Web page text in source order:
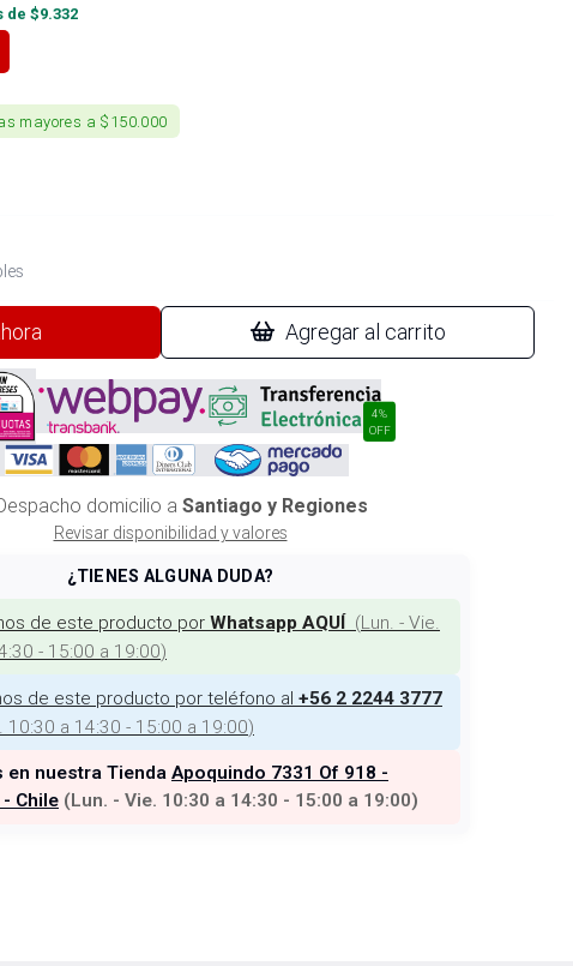
de $9.332
mayores a $150.000
Agregar al carrito
4%
OFF
domicilio a Santiago y Regiones
Revisar disponibilidad y valores
¿TIENES ALGUNA DUDA?
de este producto por Whatsapp AQUÍ (Lun. - Vie.
- 15:00 a 19:00)
de este producto por teléfono al +56 2 2244 3777
10:30 a 14:30 - 15:00 a 19:00)
en nuestra Tienda Apoquindo 7331 Of 918 -
Chile (Lun. - Vie. 10:30 a 14:30 - 15:00 a 19:00)